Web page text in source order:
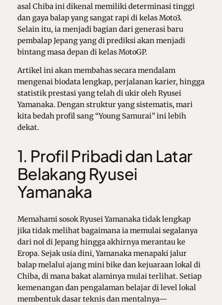
asal Chiba ini dikenal memiliki determinasi tinggi
dan gaya balap yang sangat rapi di kelas Moto3.
Selain itu, ia menjadi bagian dari generasi baru
pembalap Jepang yang di prediksi akan menjadi
bintang masa depan di kelas MotoGP.
Artikel ini akan membahas secara mendalam
mengenai biodata lengkap, perjalanan karier, hingga
statistik prestasi yang telah di ukir oleh Ryusei
Yamanaka. Dengan struktur yang sistematis, mari
kita bedah profil sang “Young Samurai” ini lebih
dekat.
1. Profil Pribadi dan Latar
Belakang Ryusei
Yamanaka
Memahami sosok Ryusei Yamanaka tidak lengkap
jika tidak melihat bagaimana ia memulai segalanya
dari nol di Jepang hingga akhirnya merantau ke
Eropa. Sejak usia dini, Yamanaka menapaki jalur
balap melalui ajang mini bike dan kejuaraan lokal di
Chiba, di mana bakat alaminya mulai terlihat. Setiap
kemenangan dan pengalaman belajar di level lokal
membentuk dasar teknis dan mentalnya—